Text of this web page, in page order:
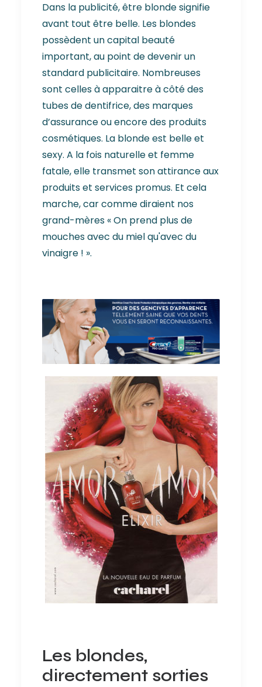
Dans la publicité, être blonde signifie
avant tout être belle. Les blondes
possèdent un capital beauté
important, au point de devenir un
standard publicitaire. Nombreuses
sont celles à apparaitre à côté des
tubes de dentifrice, des marques
d’assurance ou encore des produits
cosmétiques. La blonde est belle et
sexy. A la fois naturelle et femme
fatale, elle transmet son attirance aux
produits et services promus. Et cela
marche, car comme diraient nos
grand-mères « On prend plus de
mouches avec du miel qu'avec du
vinaigre ! ».
Les blondes,
directement sorties